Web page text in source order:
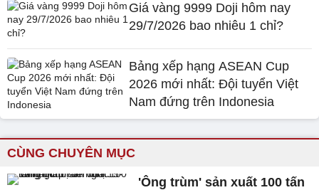
Giá vàng 9999 Doji hôm nay
29/7/2026 bao nhiêu 1 chỉ?
Bảng xếp hạng ASEAN Cup
2026 mới nhất: Đội tuyển Việt
Nam đứng trên Indonesia
CÙNG CHUYÊN MỤC
'Ông trùm' sản xuất 100 tấn